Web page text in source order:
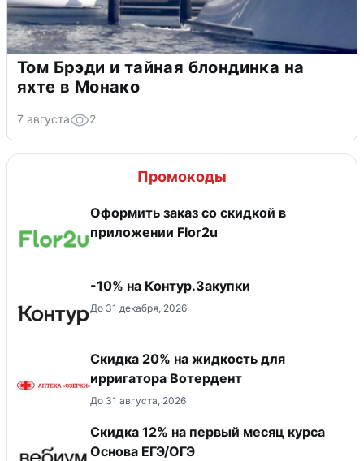
Том Брэди и тайная блондинка на
яхте в Монако
7 августа 2
Промокоды
Оформить заказ со скидкой в
приложении Flor2u
-10% на Контур.Закупки
До 31 декабря, 2026
Скидка 20% на жидкость для
ирригатора Вотердент
До 31 августа, 2026
Скидка 12% на первый месяц курса
Основа ЕГЭ/ОГЭ